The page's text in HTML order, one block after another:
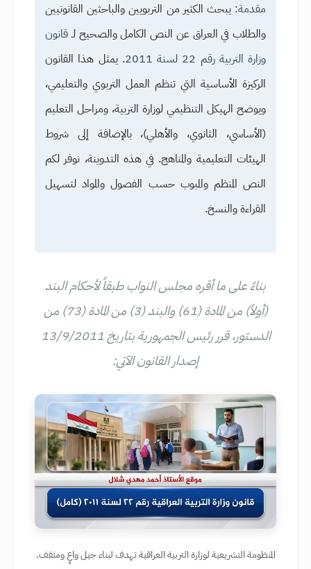
مقدمة: يبحث الكثير من التربويين والباحثين القانونيين
والطلاب في العراق عن النص الكامل والصحيح لـقانون
وزارة التربية رقم 22 لسنة 2011
. يمثل هذا القانون
الركيزة الأساسية التي تنظم العمل التربوي والتعليمي،
ويوضح الهيكل التنظيمي لوزارة التربية، ومراحل التعليم
(الأساسي، الثانوي، والأهلي)، بالإضافة إلى شروط
الهيئات التعليمية والمناهج. في هذه التدوينة، نوفر لكم
النص المنظم والمبوب حسب الفصول والمواد لتسهيل
القراءة والنسخ.
بناءً على ما أقره مجلس النواب طبقاً لأحكام البند
(أولاً) من المادة (61) والبند (3) من المادة (73) من
الدستور، قرر رئيس الجمهورية بتاريخ 13/9/2011
إصدار القانون الآتي:
المنظومة التشريعية لوزارة التربية العراقية تهدف لبناء جيل واعٍ ومثقف.